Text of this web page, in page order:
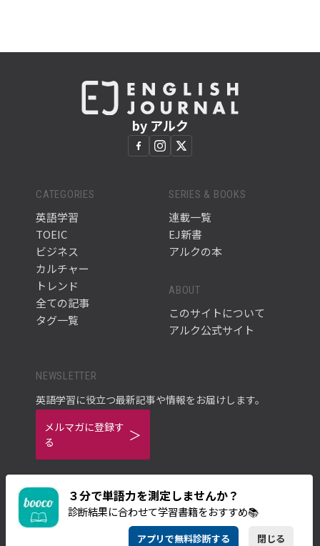
３分で単語力を測定しませんか？
診断結果に合わせて学習書籍をおすすめ📚
アプリで無料診断する 閉じる
by アルク
CATEGORIES
英語学習
TOEIC
ビジネス
カルチャー
トレンド
全ての記事
タグ一覧
SERIES & BOOKS
連載一覧
EJ新書
アルクの本
ABOUT
このサイトについて
アルク公式サイト
NEWSLETTER
英語学習に役立つ最新記事や情報をお届けします。
メルマガに登録す
る
ご利用規約
プライバシーポリシー